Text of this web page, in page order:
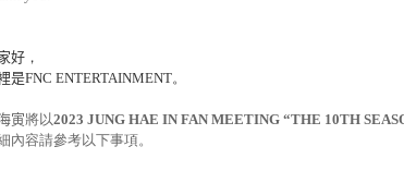
好 ，
是FNC ENTERTAINMENT。
寅將以2023 JUNG HAE IN FAN MEETING “THE 10TH
內容請參考以下事項。